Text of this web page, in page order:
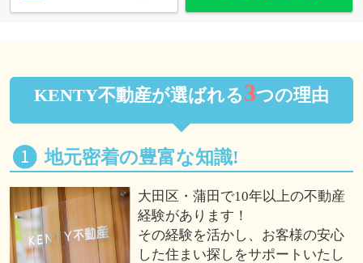
KENTY不動産が選ばれる3つの理由
地元密着の豊富な知識!
大田区・蒲田で10年以上の不動産
経験があります！
その経験を活かし、お客様の安心
した住まい探しをサポートいたし